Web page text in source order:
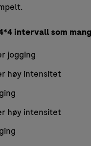
intervall som
jogging
høy intensitet
høy intensitet